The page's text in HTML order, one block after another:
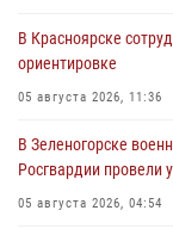
В Красноярске
ориентировке
05 августа 2026, 11:36
В Зеленогорске
Росгвардии провели
05 августа 2026, 04:54